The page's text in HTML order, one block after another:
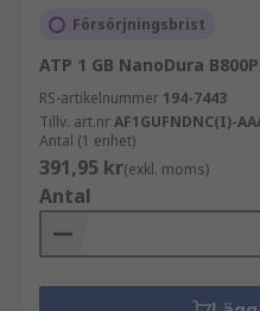
Försörjningsbrist
ATP 1 GB NanoDura
RS-artikelnummer 194-7443
Tillv. art.nrAF1GUFNDNC(I)-
Antal (1 enhet)
391,95 kr(exkl. moms)
Antal